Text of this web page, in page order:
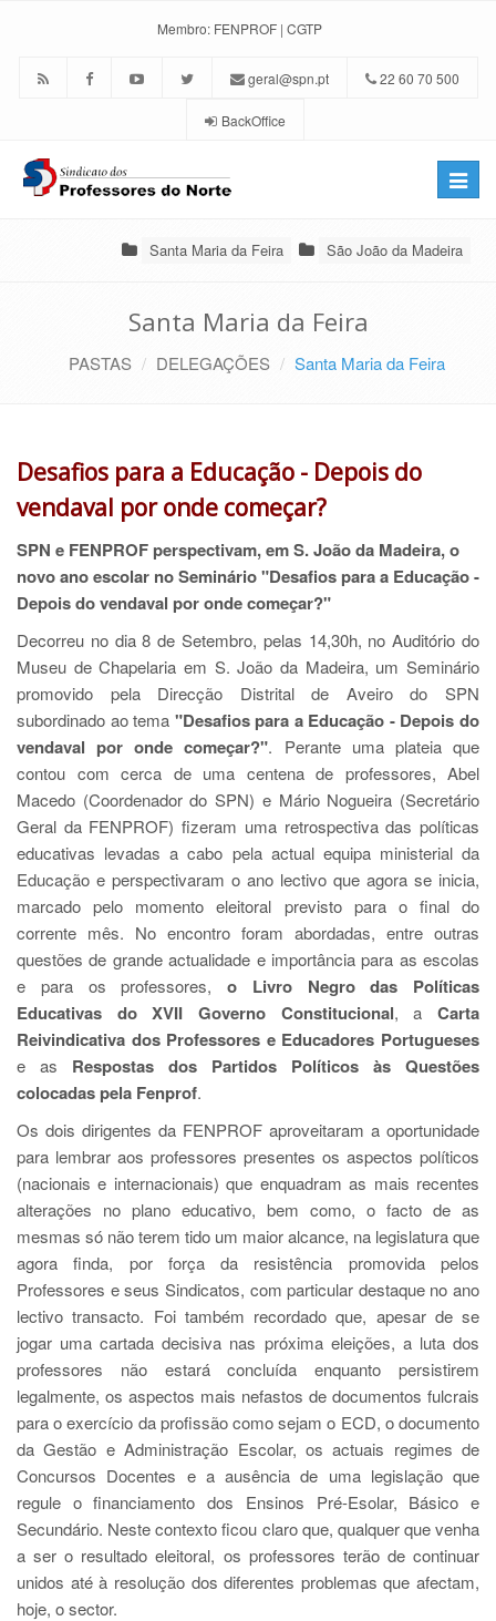
Membro: FENPROF | CGTP
geral@spn.pt 22 60 70 500
BackOffice
Toggle
Santa Maria da Feira São João da Madeira
Santa Maria da Feira
PASTAS DELEGAÇÕES Santa Maria da Feira
Desafios para a Educação - Depois do
vendaval por onde começar?
SPN e FENPROF perspectivam, em S. João da Madeira, o
novo ano escolar no Seminário "Desafios para a Educação -
Depois do vendaval por onde começar?"
Decorreu no dia 8 de Setembro, pelas 14,30h, no Auditório do
Museu de Chapelaria em S. João da Madeira, um Seminário
promovido pela Direcção Distrital de Aveiro do SPN
subordinado ao tema "Desafios para a Educação - Depois do
vendaval por onde começar?". Perante uma plateia que
contou com cerca de uma centena de professores, Abel
Macedo (Coordenador do SPN) e Mário Nogueira (Secretário
Geral da FENPROF) fizeram uma retrospectiva das políticas
educativas levadas a cabo pela actual equipa ministerial da
Educação e perspectivaram o ano lectivo que agora se inicia,
marcado pelo momento eleitoral previsto para o final do
corrente mês. No encontro foram abordadas, entre outras
questões de grande actualidade e importância para as escolas
e para os professores, o Livro Negro das Políticas
Educativas do XVII Governo Constitucional, aCarta
Reivindicativa dos Professores e Educadores Portugueses
e as Respostas dos Partidos Políticos às Questões
colocadas pela Fenprof.
Os dois dirigentes da FENPROF aproveitaram a oportunidade
para lembrar aos professores presentes os aspectos políticos
(nacionais e internacionais) que enquadram as mais recentes
alterações no plano educativo, bem como, o facto de as
mesmas só não terem tido um maior alcance, na legislatura que
agora finda, por força da resistência promovida pelos
Professores e seus Sindicatos, com particular destaque no ano
lectivo transacto. Foi também recordado que, apesar de se
jogar uma cartada decisiva nas próxima eleições, a luta dos
professores não estará concluída enquanto persistirem
legalmente, os aspectos mais nefastos de documentos fulcrais
para o exercício da profissão como sejam o ECD, o documento
da Gestão e Administração Escolar, os actuais regimes de
Concursos Docentes e a ausência de uma legislação que
regule o financiamento dos Ensinos Pré-Esolar, Básico e
Secundário. Neste contexto ficou claro que, qualquer que venha
a ser o resultado eleitoral, os professores terão de continuar
unidos até à resolução dos diferentes problemas que afectam,
hoje, o sector.